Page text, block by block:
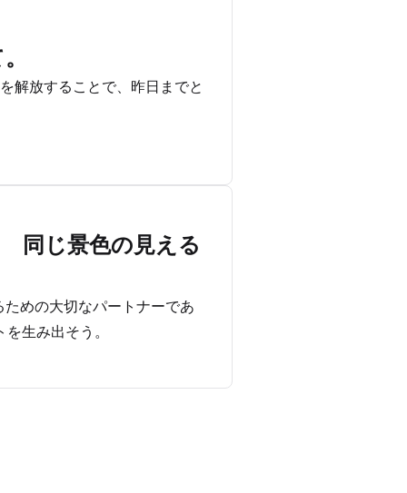
解放することで、昨日までと
同じ景色の見える
めの大切なパートナーであ
生み出そう。